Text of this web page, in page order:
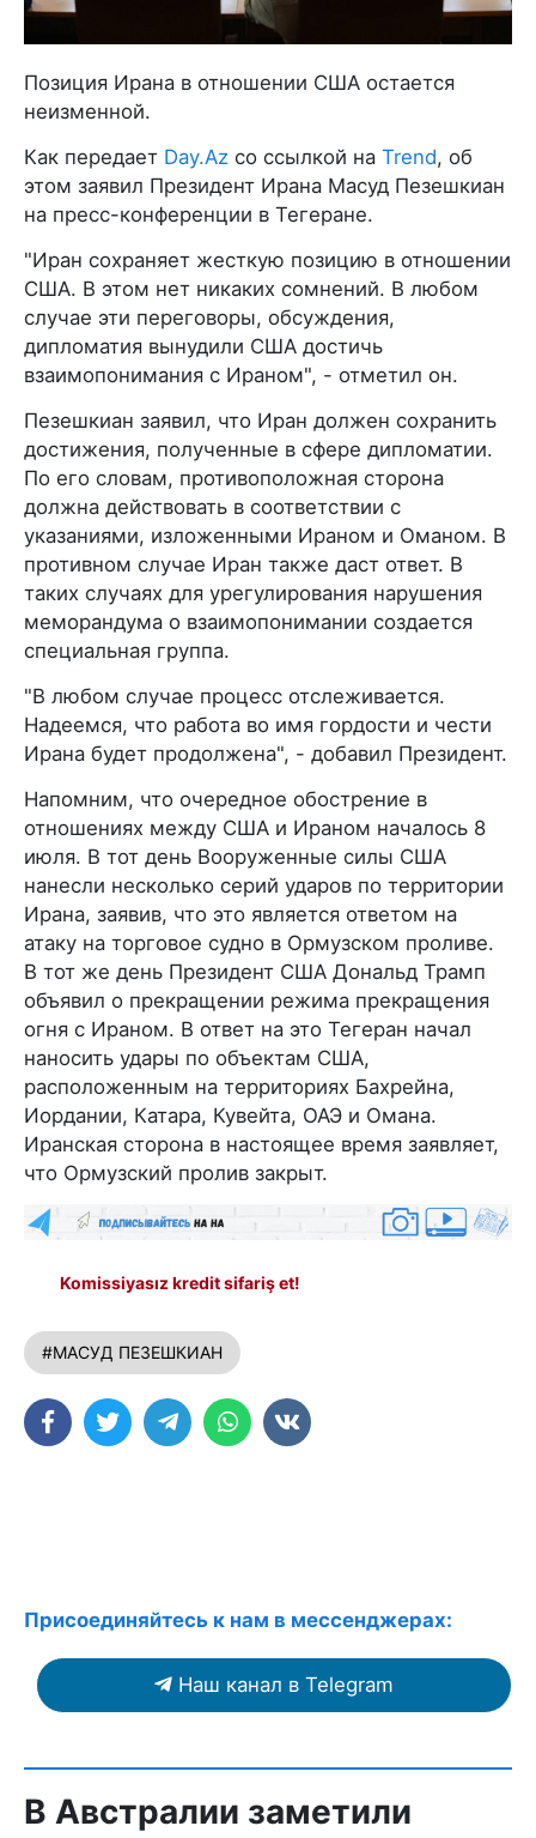
Позиция Ирана в отношении США остается
неизменной.
Как передает Day.Az со ссылкой на Trend, об
этом заявил Президент Ирана Масуд Пезешкиан
на пресс-конференции в Тегеране.
"Иран сохраняет жесткую позицию в отношении
США. В этом нет никаких сомнений. В любом
случае эти переговоры, обсуждения,
дипломатия вынудили США достичь
взаимопонимания с Ираном", - отметил он.
Пезешкиан заявил, что Иран должен сохранить
достижения, полученные в сфере дипломатии.
По его словам, противоположная сторона
должна действовать в соответствии с
указаниями, изложенными Ираном и Оманом. В
противном случае Иран также даст ответ. В
таких случаях для урегулирования нарушения
меморандума о взаимопонимании создается
специальная группа.
"В любом случае процесс отслеживается.
Надеемся, что работа во имя гордости и чести
Ирана будет продолжена", - добавил Президент.
Напомним, что очередное обострение в
отношениях между США и Ираном началось 8
июля. В тот день Вооруженные силы США
нанесли несколько серий ударов по территории
Ирана, заявив, что это является ответом на
атаку на торговое судно в Ормузском проливе.
В тот же день Президент США Дональд Трамп
объявил о прекращении режима прекращения
огня с Ираном. В ответ на это Тегеран начал
наносить удары по объектам США,
расположенным на территориях Бахрейна,
Иордании, Катара, Кувейта, ОАЭ и Омана.
Иранская сторона в настоящее время заявляет,
что Ормузский пролив закрыт.
Komissiyasız kredit sifariş et!
#МАСУД ПЕЗЕШКИАН
Присоединяйтесь к нам в мессенджерах:
Наш канал в Telegram
В Австралии заметили